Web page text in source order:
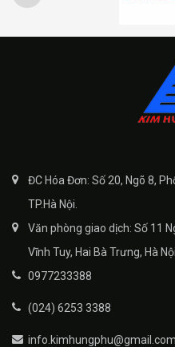
ĐC Hóa Đơn: Số 20, Ngõ 8,
TP.Hà Nội.
Văn phòng giao dịch: Số 11
Vĩnh Tuy, Hai Bà Trưng, Hà Nội.
0977233388
(024) 6253 3388